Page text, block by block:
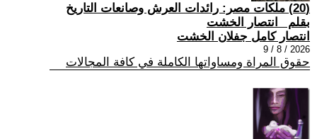
(20) ملكات مصر: رائدات العرش وصانعات التاريخ
بقلم _انتصار الخشت
انتصار كامل جفلان الخشت
2026 / 8 / 9
حقوق المراة ومساواتها الكاملة في كافة المجالات